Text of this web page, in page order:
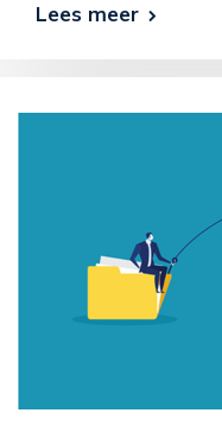
Lees meer